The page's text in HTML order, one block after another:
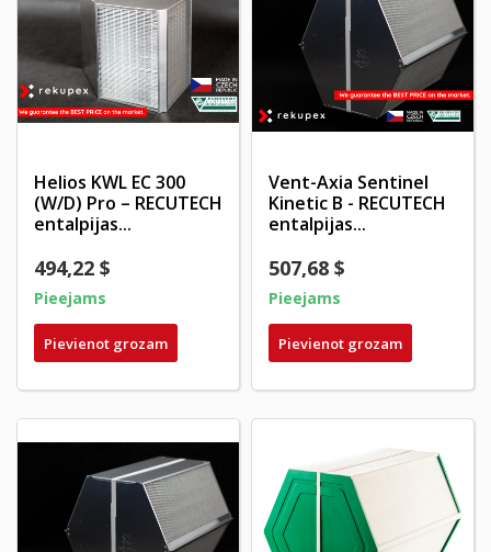
Helios KWL EC 300
(W/D) Pro – RECUTECH
entalpijas...
494,22 $
Pieejams
Pievienot grozam
Vent-Axia Sentinel
Kinetic B - RECUTECH
entalpijas...
507,68 $
Pieejams
Pievienot grozam